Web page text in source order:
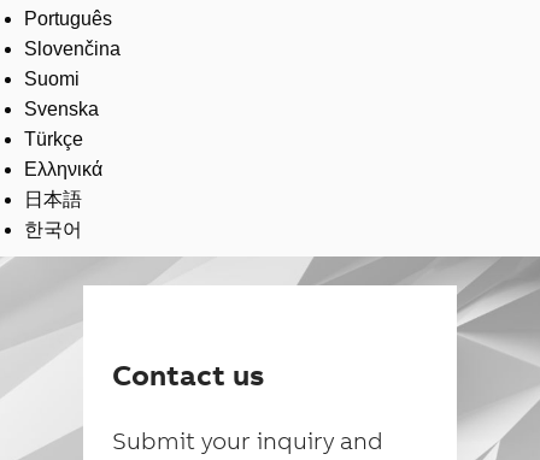
Português
Slovenčina
Suomi
Svenska
Türkçe
Ελληνικά
日本語
한국어
Contact us
Submit your inquiry and